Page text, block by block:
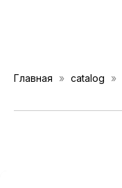
Главная catalog